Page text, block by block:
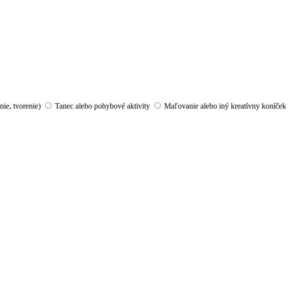
tvorenie) Tanec alebo pohybové aktivity Maľovanie alebo iný kreatívny koníček